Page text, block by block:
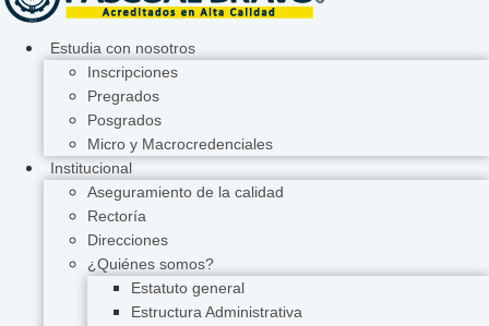
Estudia con nosotros
Inscripciones
Pregrados
Posgrados
Micro y Macrocredenciales
Institucional
Aseguramiento de la calidad
Rectoría
Direcciones
¿Quiénes somos?
Estatuto general
Estructura Administrativa